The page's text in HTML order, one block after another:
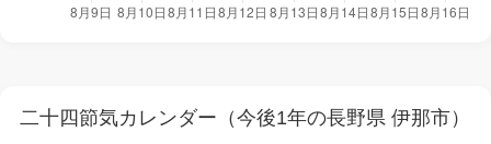
二十四節気カレンダー（今後1年の長野県 伊那市）